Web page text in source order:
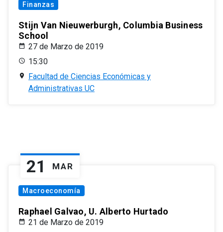
Finanzas
Stijn Van Nieuwerburgh, Columbia Business
School
27 de Marzo de 2019
15:30
Facultad de Ciencias Económicas y
Administrativas UC
21 MAR
Macroeconomía
Raphael Galvao, U. Alberto Hurtado
21 de Marzo de 2019